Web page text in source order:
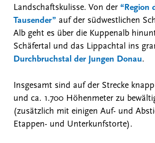
Landschaftskulisse. Von der “Region
Tausender” auf der südwestlichen
Alb geht es über die Kuppenalb
Schäfertal und das Lippachtal ins
Durchbruchstal der Jungen Donau.
Insgesamt sind auf der Strecke
und ca. 1.700 Höhenmeter zu
(zusätzlich mit einigen Auf- und
Etappen- und Unterkunfstorte).